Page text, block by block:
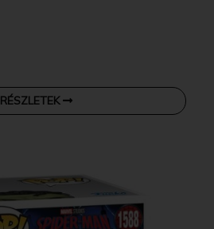
RÉSZLETEK